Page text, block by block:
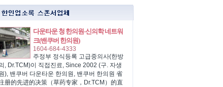
다운타운 청 한의원-신의학 네트워
크(밴쿠버 한의원)
1604-684-4333
주정부 정식등록 고급중의사(한방
, Dr.TCM)이 직접진료, Since 2002 (구. 자생
), 밴쿠버 다운타운 한의원, 밴쿠버 한의원 省
册的先进的决策（草药专家，Dr.TCM）的直